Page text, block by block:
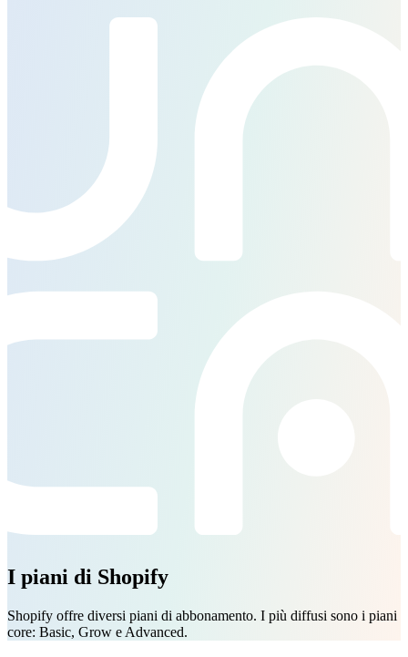
I piani di Shopify
Shopify offre diversi piani di abbonamento. I più diffusi sono i piani
core: Basic, Grow e Advanced.